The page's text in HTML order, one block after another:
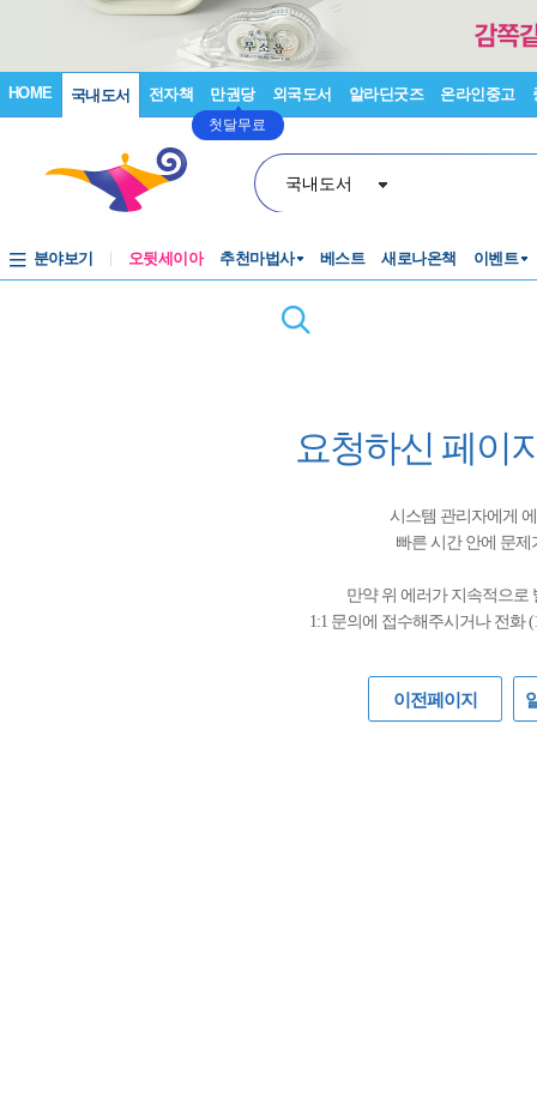
HOME 국내도서 전자책 만권당
첫달무료
외국도서 알라딘굿즈 온라인중고
국내도서
분야보기 오뒷세이아 추천마법사 베스트 새로나온책 이벤트
요청하신 페이
시스템 관리자에게
빠른 시간 안에 문
만약 위 에러가 지속적으로
1:1 문의에 접수해주시거나 전화 (
이전페이지